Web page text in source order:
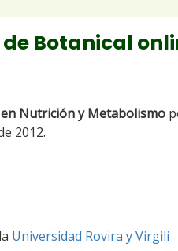
Botanical
Nutrición y Metabolismo
2012.
Universidad Rovira y Virgili